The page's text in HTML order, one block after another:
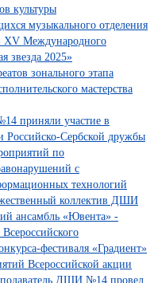
культуры
музыкального отделения
Международного
звезда 2025»
зонального этапа
мастерства
приняли участие в
Российско-Сербской дружбы
по
с
технологий
коллектив ДШИ
ансамбль «Ювента» -
фестиваля «Градиент»
Всероссийской акции
ДШИ №14 провел